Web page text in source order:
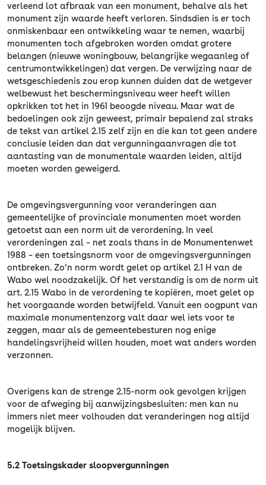
verleend lot afbraak van een monument, behalve als het
monument zijn waarde heeft verloren. Sindsdien is er toch
onmiskenbaar een ontwikkeling waar te nemen, waarbij
monumenten toch afgebroken worden omdat grotere
belangen (nieuwe woningbouw, belangrijke wegaanleg of
centrumontwikkelingen) dat vergen. De verwijzing naar de
wetsgeschiedenis zou erop kunnen duiden dat de wetgever
welbewust het beschermingsniveau weer heeft willen
opkrikken tot het in 1961 beoogde niveau. Maar wat de
bedoelingen ook zijn geweest, primair bepalend zal straks
de tekst van artikel 2.15 zelf zijn en die kan tot geen andere
conclusie leiden dan dat vergunningaanvragen die tot
aantasting van de monumentale waarden leiden, altijd
moeten worden geweigerd.
De omgevingsvergunning voor veranderingen aan
gemeentelijke of provinciale monumenten moet worden
getoetst aan een norm uit de verordening. In veel
verordeningen zal – net zoals thans in de Monumentenwet
1988 – een toetsingsnorm voor de omgevingsvergunningen
ontbreken. Zo’n norm wordt gelet op artikel 2.1 H van de
Wabo wel noodzakelijk. Of het verstandig is om de norm uit
art. 2.15 Wabo in de verordening te kopiëren, moet gelet op
het voorgaande worden betwijfeld. Vanuit een oogpunt van
maximale monumentenzorg valt daar wel iets voor te
zeggen, maar als de gemeentebesturen nog enige
handelingsvrijheid willen houden, moet wat anders worden
verzonnen.
Overigens kan de strenge 2.15-norm ook gevolgen krijgen
voor de afweging bij aanwijzingsbesluiten: men kan nu
immers niet meer volhouden dat veranderingen nog altijd
mogelijk blijven.
5.2 Toetsingskader sloopvergunningen